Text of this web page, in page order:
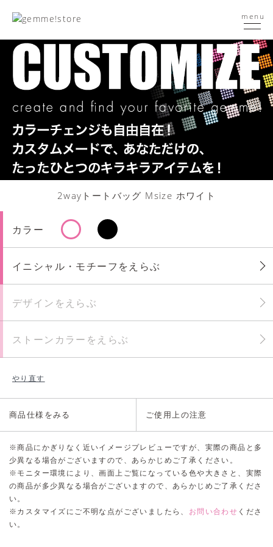
menu
2wayトートバッグ Msize ホワイト
カラー
イニシャル・モチーフをえらぶ
デザインをえらぶ
ストーンカラーをえらぶ
やり直す
商品仕様をみる ご使用上の注意
※商品にかぎりなく近いイメージプレビューですが、実際の商品と多
少異なる場合がございますので、あらかじめご了承ください。
※モニター環境により、画面上ご覧になっている色や大きさと、実際
の商品が多少異なる場合がございますので、あらかじめご了承くださ
い。
※カスタマイズにご不明な点がございましたら、 お問い合わせ くださ
い。